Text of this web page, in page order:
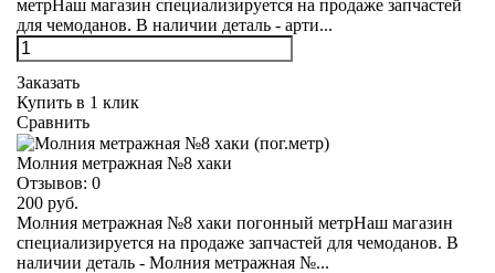
метрНаш магазин специализируется на продаже запчастей
для чемоданов. В наличии деталь - арти...
Заказать
Купить в 1 клик
Сравнить
Молния метражная №8 хаки
Отзывов: 0
200 руб.
Молния метражная №8 хаки погонный метрНаш магазин
специализируется на продаже запчастей для чемоданов. В
наличии деталь - Молния метражная №...